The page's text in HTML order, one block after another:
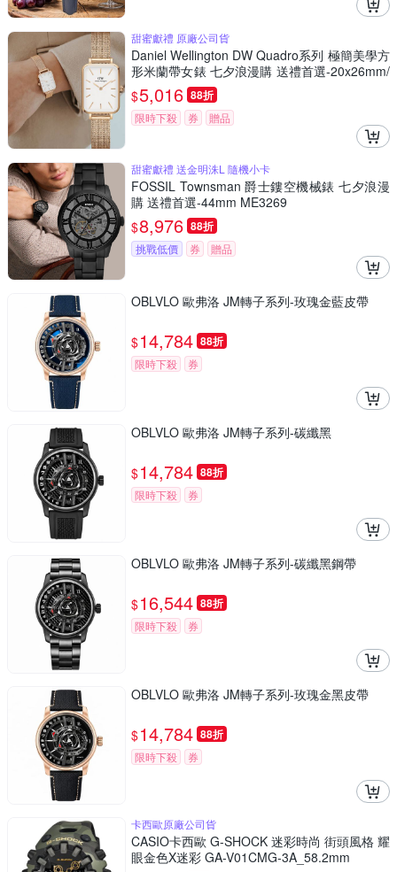
甜蜜獻禮 原廠公司貨
Daniel Wellington DW Quadro系列 極簡美學方
形米蘭帶女錶 七夕浪漫購 送禮首選-20x26mm/
玫瑰金框 DW00100431
$5,016 88折
限時下殺 券 贈品
甜蜜獻禮 送金明洙L 隨機小卡
FOSSIL Townsman 爵士鏤空機械錶 七夕浪漫
購 送禮首選-44mm ME3269
$8,976 88折
挑戰低價 券 贈品
OBLVLO 歐弗洛 JM轉子系列-玫瑰金藍皮帶
$14,784 88折
限時下殺 券
OBLVLO 歐弗洛 JM轉子系列-碳纖黑
$14,784 88折
限時下殺 券
OBLVLO 歐弗洛 JM轉子系列-碳纖黑鋼帶
$16,544 88折
限時下殺 券
OBLVLO 歐弗洛 JM轉子系列-玫瑰金黑皮帶
$14,784 88折
限時下殺 券
卡西歐原廠公司貨
CASIO卡西歐 G-SHOCK 迷彩時尚 街頭風格 耀
眼金色X迷彩 GA-V01CMG-3A_58.2mm